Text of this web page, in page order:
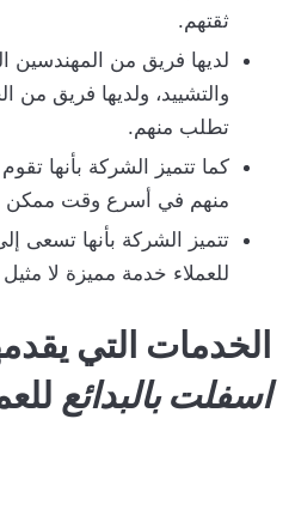
ثقتهم.
لديها فريق من المهندسين
والتشييد، ولديها فريق من
تطلب منهم.
كما تتميز الشركة بأنها
منهم في أسرع وقت ممكن
تتميز الشركة بأنها تسعى
للعملاء خدمة مميزة لا مثيل
الخدمات التي
اسفلت بالبدائع